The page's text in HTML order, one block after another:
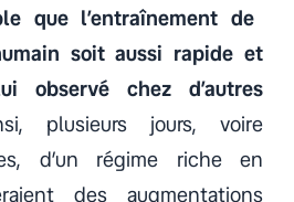
que l’entraînement de
soit aussi rapide et
observé chez d’autres
plusieurs jours, voire
d’un régime riche en
des augmentations